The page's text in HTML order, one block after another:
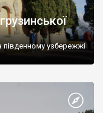
узбережжі